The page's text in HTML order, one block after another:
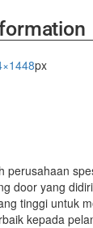
px
perusahaan
door yang
tinggi untuk
kepada